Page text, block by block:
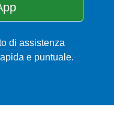
di assistenza
e puntuale.